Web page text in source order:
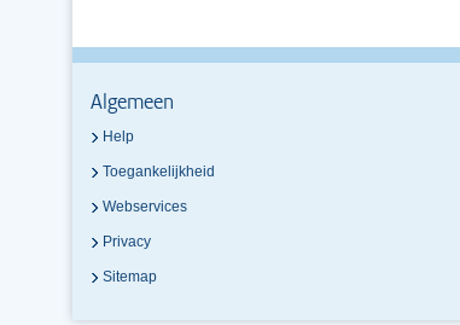
Algemeen
Help
Toegankelijkheid
Webservices
Privacy
Sitemap